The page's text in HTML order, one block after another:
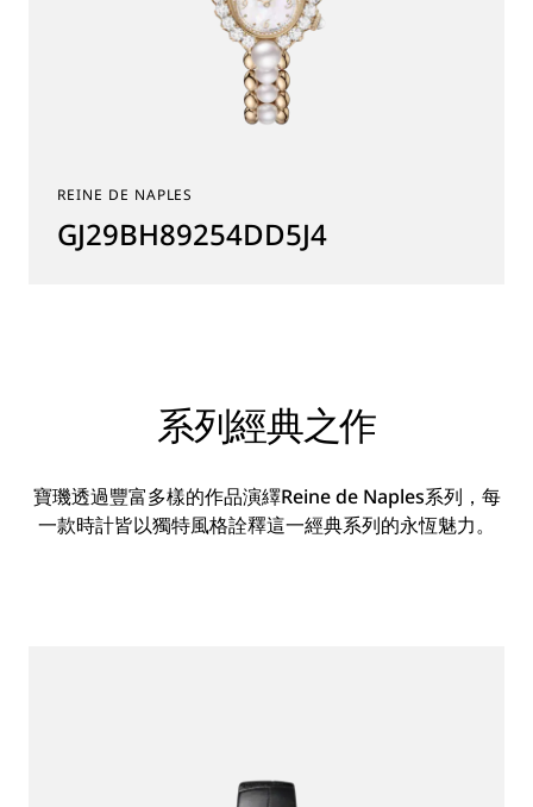
REINE DE NAPLES
GJ29BH89254DD5J4
系列經典之作
寶璣透過豐富多樣的作品演繹Reine de Naples系列，每
一款時計皆以獨特風格詮釋這一經典系列的永恆魅力。